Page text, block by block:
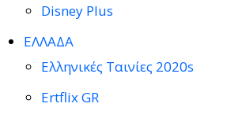
Disney Plus
ΕΛΛΑΔΑ
Ελληνικές Ταινίες 2020s
Ertflix GR